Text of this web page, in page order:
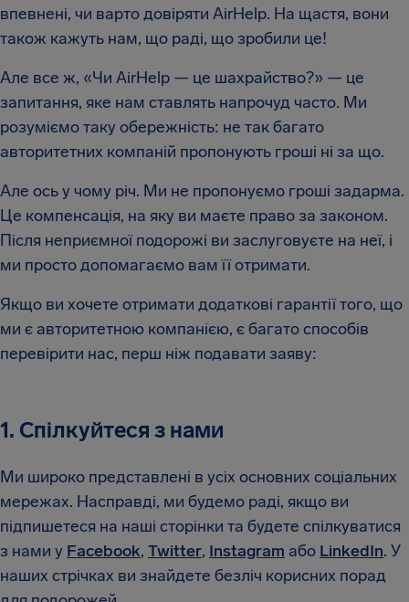
впевнені, чи варто довіряти AirHelp. На щастя, вони
також кажуть нам, що раді, що зробили це!
Але все ж, «Чи AirHelp — це шахрайство?» — це
запитання, яке нам ставлять напрочуд часто. Ми
розуміємо таку обережність: не так багато
авторитетних компаній пропонують гроші ні за що.
Але ось у чому річ. Ми не пропонуємо гроші задарма.
Це компенсація, на яку ви маєте право за законом.
Після неприємної подорожі ви заслуговуєте на неї, і
ми просто допомагаємо вам її отримати.
Якщо ви хочете отримати додаткові гарантії того, що
ми є авторитетною компанією, є багато способів
перевірити нас, перш ніж подавати заяву:
1. Спілкуйтеся з нами
Ми широко представлені в усіх основних соціальних
мережах. Насправді, ми будемо раді, якщо ви
підпишетеся на наші сторінки та будете спілкуватися
з нами у Facebook, Twitter, Instagram або LinkedIn. У
наших стрічках ви знайдете безліч корисних порад